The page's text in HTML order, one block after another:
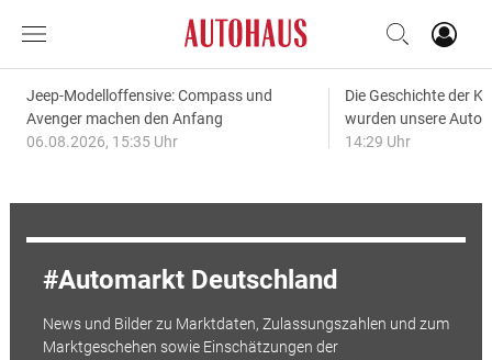
Jeep-Modelloffensive: Compass und
Avenger machen den Anfang
06.08.2026, 15:35 Uhr
Die Geschichte der
wurden unsere
14:29 Uhr
Automarkt Deutschland
News und Bilder zu Marktdaten, Zulassungszahlen und zum
Marktgeschehen sowie Einschätzungen der